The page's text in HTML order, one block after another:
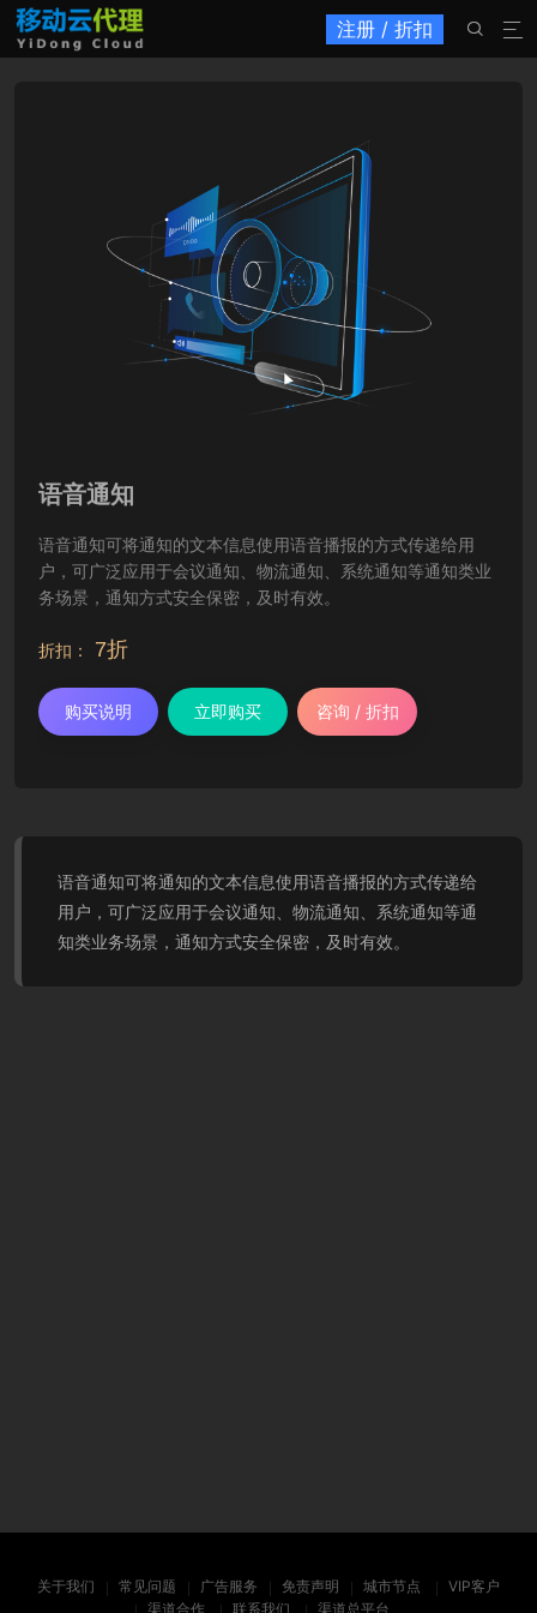
注册 / 折扣 

语音通知
语音通知可将通知的文本信息使用语音播报的方式传递给用
户，可广泛应用于会议通知、物流通知、系统通知等通知类业
务场景，通知方式安全保密，及时有效。
折扣： 7折
购买说明 立即购买 咨询 / 折扣
语音通知可将通知的文本信息使用语音播报的方式传递给
用户，可广泛应用于会议通知、物流通知、系统通知等通
知类业务场景，通知方式安全保密，及时有效。
关于我们 常见问题 广告服务 免责声明 城市节点
VIP客户
渠道合作
联系我们 渠道总平台